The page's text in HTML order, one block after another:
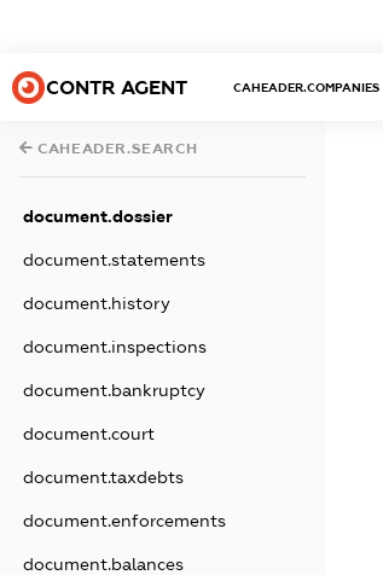
CONTR AGENT CAHEADER.COMPANIES
CAHEADER.SEARCH
document.dossier
document.statements
document.history
document.inspections
document.bankruptcy
document.court
document.taxdebts
document.enforcements
document.balances